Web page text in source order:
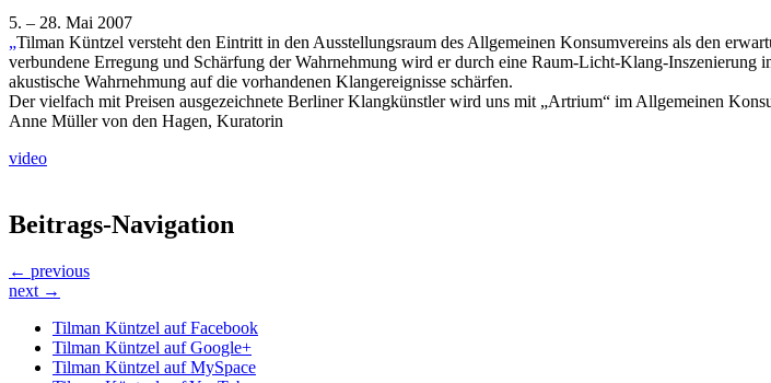
5. – 28. Mai 2007
„Tilman Küntzel versteht den Eintritt in den Ausstellungsraum des Allgemeinen Konsumvereins als den
verbundene Erregung und Schärfung der Wahrnehmung wird er durch eine Raum-Licht-Klang-
akustische Wahrnehmung auf die vorhandenen Klangereignisse schärfen.
Der vielfach mit Preisen ausgezeichnete Berliner Klangkünstler wird uns mit „Artrium“ im Allgemeinen
Anne Müller von den Hagen, Kuratorin
video
Beitrags-Navigation
← previous
next →
Tilman Küntzel auf Facebook
Tilman Küntzel auf Google+
Tilman Küntzel auf MySpace